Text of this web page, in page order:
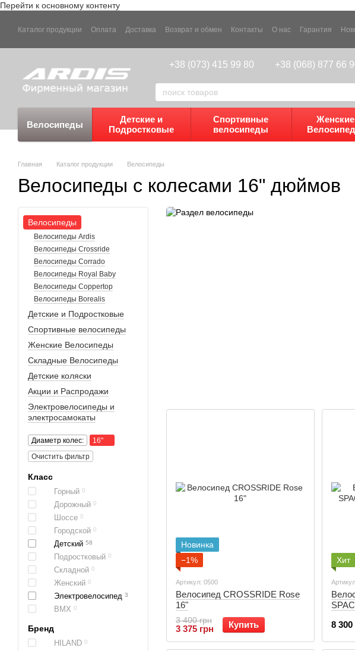
Перейти к основному контенту
Каталог продукции Оплата Доставка Возврат и обмен Контакты О нас Гарантия
+38 (073) 415 99 80 +38 (068) 877 66
Велосипеды
Детские и
Подростковые
Спортивные
велосипеды
Женские
Главная Каталог продукции Велосипеды
Велосипеды с колесами 16" дюймов
Новинка
−1%
Артикул: 0500
Велосипед CROSSRIDE Rose
16"
3 400 грн
3 375 грн Купить
Хит
8 300
Велосипеды
Велосипеды Ardis
Велосипеды Crossride
Велосипеды Corrado
Велосипеды Royal Baby
Велосипеды Coppertop
Велосипеды Borealis
Детские и Подростковые
Спортивные велосипеды
Женские Велосипеды
Складные Велосипеды
Детские коляски
Акции и Распродажи
Электровелосипеды и
электросамокаты
Диаметр колес:
16"
Очистить фильтр
Класс
Горный 0
Дорожный 0
Шоссе 0
Городской 0
Детский 58
Подростковый 0
Складной 0
Женский 0
Электровелосипед 3
BMX 0
Бренд
HILAND 0